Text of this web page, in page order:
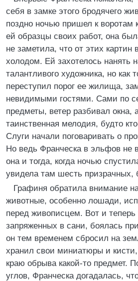
себя в замке этого бродячего
поздно ночью пришел к воротам
ей образцы своих работ, она
не заметила, что от этих картин
холодом. Ей захотелось нанять
талантливого художника, но как
переступил порог ее жилища,
невидимыми гостями. Сами по
предметы, ветер разбивал окна,
таинственная мелодия, будто
Слуги начали поговаривать о
Но ведь Франческа в эльфов не
она и тогда, когда ночью
увидела там шесть
Графиня обратила внимание
животные, особенно лошади,
перед живописцем. Вот и теперь
запряженных в сани, боялась
он тем временем сбросил на
хранил свои миниатюры и кисти,
краю обрыва какой-то предмет.
углов, Франческа догадалась,